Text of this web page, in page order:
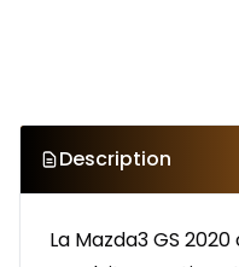
Description
La Mazda3 GS